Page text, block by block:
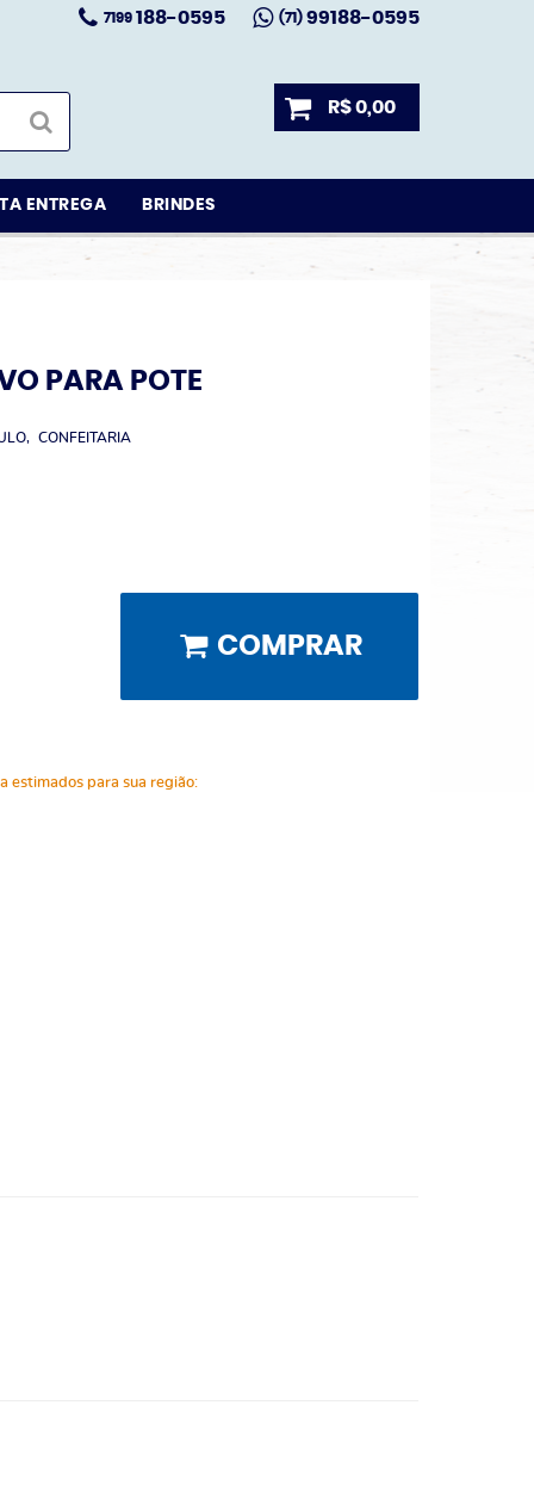
7199188-0595 (71)99188-0595
R$ 0,00
ENTREGA BRINDES
PARA POTE
CONFEITARIA
COMPRAR
estimados para sua região: